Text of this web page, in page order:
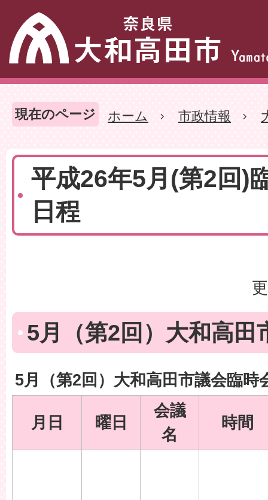
現在のページ ホーム 市政情報
平成26年5月(第2回)
日程
5月（第2回）大和高田
5月（第2回）大和高田市議会臨時
月日 曜日
会議
名
時間